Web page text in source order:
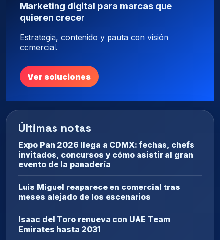
Marketing digital para marcas que
quieren crecer
Estrategia, contenido y pauta con visión
comercial.
Ver soluciones
Últimas notas
Expo Pan 2026 llega a CDMX: fechas, chefs
invitados, concursos y cómo asistir al gran
evento de la panadería
Luis Miguel reaparece en comercial tras
meses alejado de los escenarios
Isaac del Toro renueva con UAE Team
Emirates hasta 2031